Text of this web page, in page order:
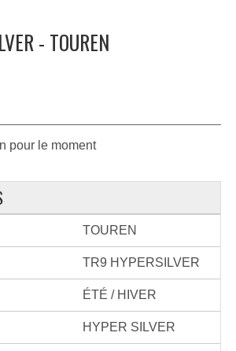
- TOUREN
pour le moment
TOUREN
TR9 HYPERSILVER
ÉTÉ / HIVER
HYPER SILVER